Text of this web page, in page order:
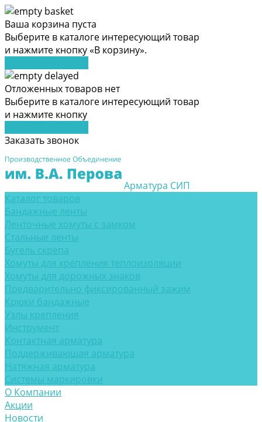
Ваша корзина пуста
Выберите в каталоге интересующий товар
и нажмите кнопку «В корзину».
Отложенных товаров нет
Выберите в каталоге интересующий товар
и нажмите кнопку
Заказать звонок
Арматура СИП
Каталог товаров
Бандажные ленты
Ленточные хомуты с замком
Стальные ленты
Бугель скрепа
Хомуты для крепления теплоизоляции
Хомуты для дорожных знаков
Предварительно фиксированный зажим
Крюки бандажные
Узлы крепления
Инструмент
Контактная арматура
Поддерживающая арматура
Натяжная арматура
Системы маркировки
О Компании
Акции
Новости